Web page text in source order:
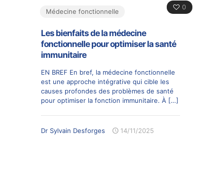
0
Médecine fonctionnelle
Les bienfaits de la médecine
fonctionnelle pour optimiser la santé
immunitaire
EN BREF En bref, la médecine fonctionnelle
est une approche intégrative qui cible les
causes profondes des problèmes de santé
pour optimiser la fonction immunitaire. À […]
Dr Sylvain Desforges 14/11/2025